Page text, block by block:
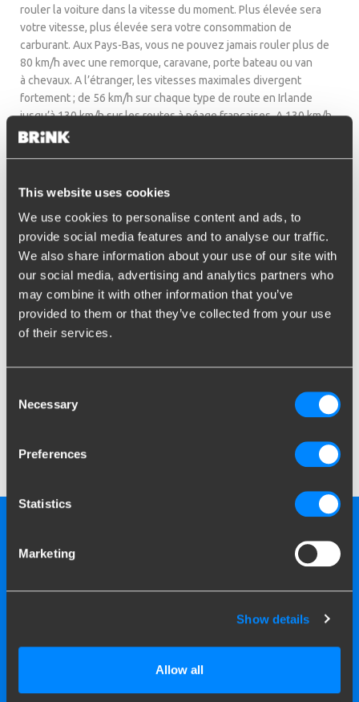
This website uses cookies
We use cookies to personalise content and ads, to
provide social media features and to analyse our traffic.
We also share information about your use of our site with
our social media, advertising and analytics partners who
may combine it with other information that you’ve
provided to them or that they’ve collected from your use
of their services.
Selection
Necessary
Preferences
Statistics
Marketing
Show details
Allow all
rouler la voiture dans la vitesse du moment. Plus élevée sera
votre vitesse, plus élevée sera votre consommation de
carburant. Aux Pays-Bas, vous ne pouvez jamais rouler plus de
80 km/h avec une remorque, caravane, porte bateau ou van
à chevaux. A l’étranger, les vitesses maximales divergent
fortement ; de 56 km/h sur chaque type de route en Irlande
jusqu’à 130 km/h sur les routes à péage françaises. A 130 km/h,
vous consommez bien plus de carburant qu’à 80 km/h. Pour
influencent également la consommation de carburant.
vous redémarrez le moteur, faites-le sans donner de gaz, avec
une conduite souple.
Economies de carburant avec
caravane
Lorsque vous achetez une caravane, votre choix dépendra
économies de carburant, il vaut mieux choisir une caravane
étroite, basse avec un côté avant arrondi.
Grâce à ces conseils pratiques, votre conduite en caravane et
remorque peut s’avérer plus économique.